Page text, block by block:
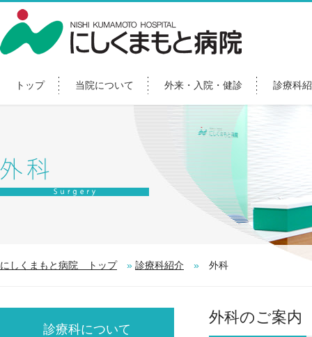
トップ 当院について 外来・入院・健診 診療科
にしくまもと病院 トップ » 診療科紹介 » 外科
外科のご案内
診療科について